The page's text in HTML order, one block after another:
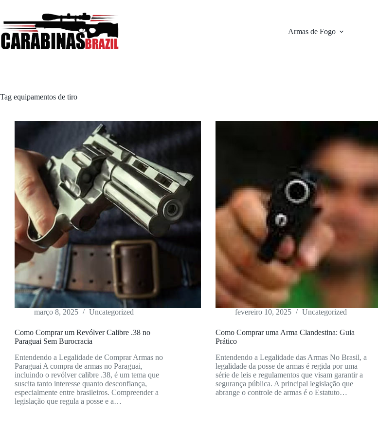
conteúdo
Armas de Fogo
Tag equipamentos de tiro
março 8, 2025 Uncategorized
Como Comprar um Revólver Calibre .38 no
Paraguai Sem Burocracia
Entendendo a Legalidade de Comprar Armas no
Paraguai A compra de armas no Paraguai,
incluindo o revólver calibre .38, é um tema que
suscita tanto interesse quanto desconfiança,
especialmente entre brasileiros. Compreender a
legislação que regula a posse e a…
fevereiro 10, 2025 Uncategorized
Como Comprar uma Arma Clandestina: Guia
Prático
Entendendo a Legalidade das Armas No Brasil, a
legalidade da posse de armas é regida por uma
série de leis e regulamentos que visam garantir a
segurança pública. A principal legislação que
abrange o controle de armas é o Estatuto…